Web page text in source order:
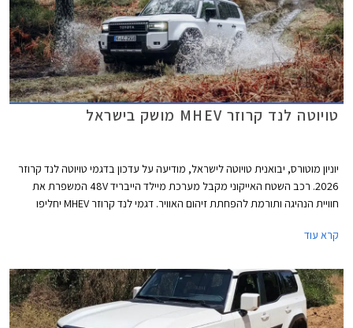
טויוטה לנד קרוזר MHEV מושק בישראל
יוניון מוטורס, יבואנית טויוטה לישראל, מודיעה על עדכון בדגמי טויוטה לנד קרוזר
2026. רכב השטח האייקוני מקבל מערכת מיילד הייבריד 48V המשפרת את
חוויית הנהיגה ותורמת להפחתת זיהום האוויר. דגמי לנד קרוזר MHEV יחליפו
קרא עוד